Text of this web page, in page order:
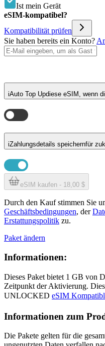
Ist mein Gerät
eSIM-kompatibel?
Kompatibilität prüfen
Sie haben bereits ein Konto?
iAuto Top Updiese eSIM, wenn
iZahlungsdetails speichernfür
eSIM kaufen - 18,00 $
Durch den Kauf stimmen Sie
Geschäftsbedingungen, der
Erstattungspolitik zu.
Paket ändern
Informationen:
Dieses Paket bietet 1 GB von
Zeitpunkt der Aktivierung.
UNLOCKED eSIM
Informationen zum
Die Pakete gelten für die